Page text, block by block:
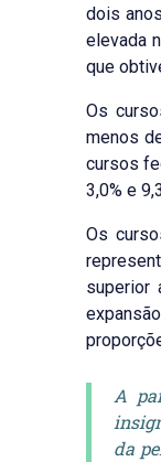
dois
elevada
que
Os
menos
cursos
3,0% e
Os
superior
A
da